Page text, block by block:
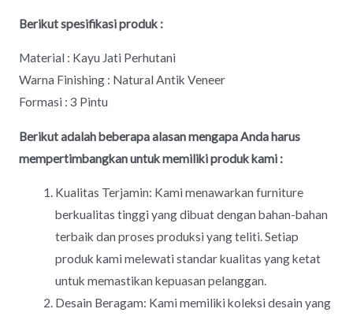
Berikut spesifikasi produk :
Material : Kayu Jati Perhutani
Warna Finishing : Natural Antik Veneer
Formasi : 3 Pintu
Berikut adalah beberapa alasan mengapa Anda harus
mempertimbangkan untuk memiliki produk kami :
Kualitas Terjamin: Kami menawarkan furniture
berkualitas tinggi yang dibuat dengan bahan-bahan
terbaik dan proses produksi yang teliti. Setiap
produk kami melewati standar kualitas yang ketat
untuk memastikan kepuasan pelanggan.
Desain Beragam: Kami memiliki koleksi desain yang